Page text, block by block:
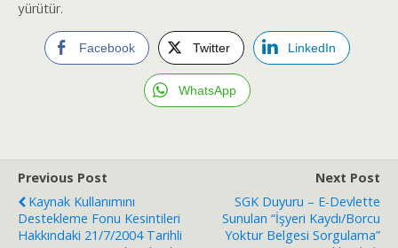
yürütür.
Facebook Twitter LinkedIn
WhatsApp
Previous Post
Kaynak Kullanımını
Destekleme Fonu Kesintileri
Hakkındaki 21/7/2004 Tarihli
Next Post
SGK Duyuru – E-Devlette
Sunulan “İşyeri Kaydı/Borcu
Yoktur Belgesi Sorgulama”